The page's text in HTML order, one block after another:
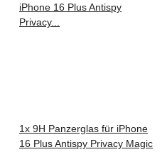
1x 9H Panzerglas für iPhone
16 Plus Antispy Privacy Magic